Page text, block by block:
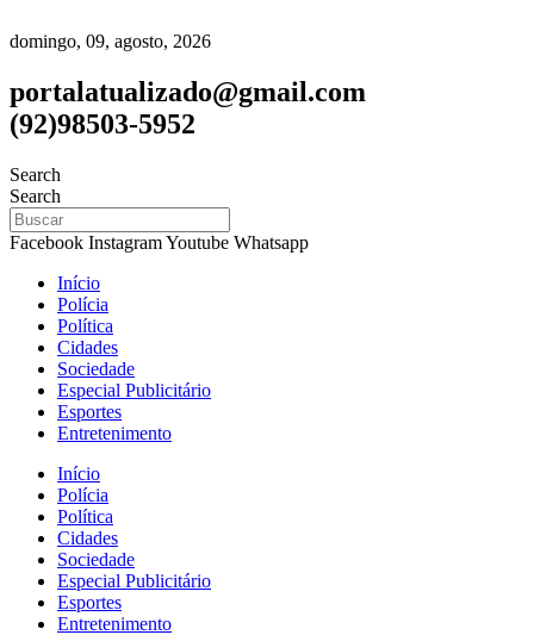
domingo, 09, agosto, 2026
portalatualizado@gmail.com
(92)98503-5952
Search
Search
Facebook InstagramYoutube Whatsapp
Início
Polícia
Política
Cidades
Sociedade
Especial Publicitário
Esportes
Entretenimento
Início
Polícia
Política
Cidades
Sociedade
Especial Publicitário
Esportes
Entretenimento